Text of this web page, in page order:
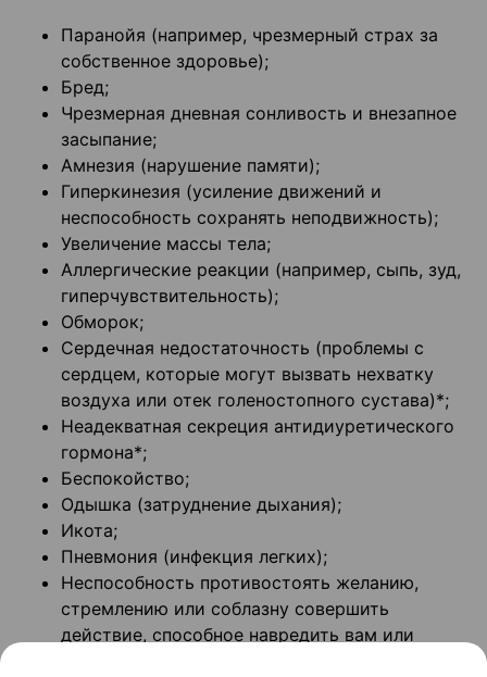
Паранойя (например, чрезмерный страх за
собственное здоровье);
Бред;
Чрезмерная дневная сонливость и внезапное
засыпание;
Амнезия (нарушение памяти);
Гиперкинезия (усиление движений и
неспособность сохранять неподвижность);
Увеличение массы тела;
Аллергические реакции (например, сыпь, зуд,
гиперчувствительность);
Обморок;
Сердечная недостаточность (проблемы с
сердцем, которые могут вызвать нехватку
воздуха или отек голеностопного сустава)*;
Неадекватная секреция антидиуретического
гормона*;
Беспокойство;
Одышка (затруднение дыхания);
Икота;
Пневмония (инфекция легких);
Неспособность противостоять желанию,
стремлению или соблазну совершить
действие, способное навредить вам или